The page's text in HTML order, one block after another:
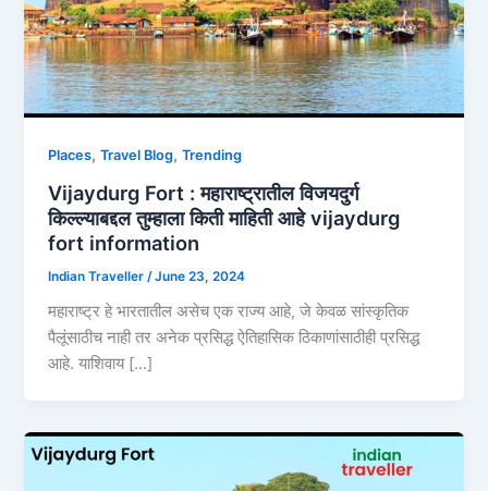
Places,Travel Blog,Trending
Vijaydurg Fort : महाराष्ट्रातील विजयदुर्ग
किल्ल्याबद्दल तुम्हाला किती माहिती आहे vijaydurg
fort information
Indian Traveller /June 23, 2024
महाराष्ट्र हे भारतातील असेच एक राज्य आहे, जे केवळ सांस्कृतिक
पैलूंसाठीच नाही तर अनेक प्रसिद्ध ऐतिहासिक ठिकाणांसाठीही प्रसिद्ध
आहे. याशिवाय […]